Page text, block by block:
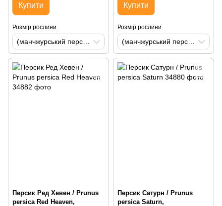
Купити
Розмір рослини
Купити
Розмір рослини
Персик Ред Хевен / Prunus
persica Red Heaven,
Персик Сатурн / Prunus
persica Saturn,